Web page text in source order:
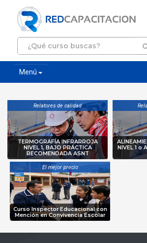
Menú
Relatores de calidad
TERMOGRAFÍA INFRARROJA
NIVEL 1, BAJO PRÁCTICA
RECOMENDADA ASNT
NIVEL 1 o
El mejor precio
Curso Inspector Educacional con
Mención en Convivencia Escolar